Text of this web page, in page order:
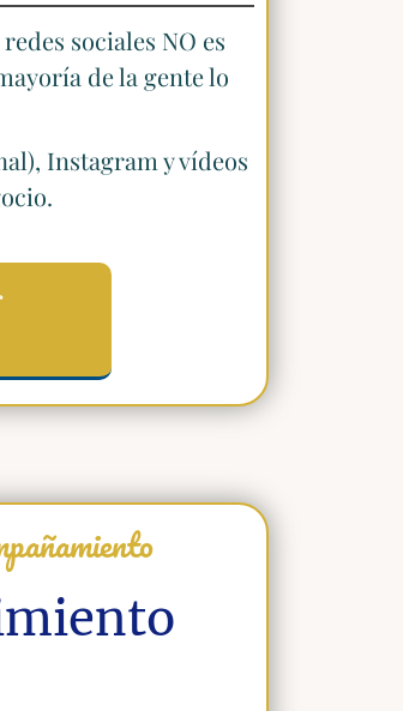
sociales NO es
de la gente lo
Instagram y vídeos